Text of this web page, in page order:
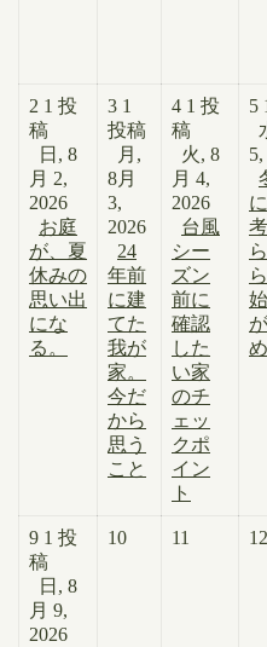
2 1 投
稿
日, 8
月 2,
2026
お庭
が、夏
休みの
思い出
にな
る。
3 1
投稿
月,
8月
3,
2026
24
年前
に建
てた
我が
家。
今だ
から
思う
こと
4 1 投
稿
火, 8
月 4,
2026
台風
シー
ズン
前に
確認
した
い家
のチ
ェッ
クポ
イン
ト
5
9 1 投
稿
日, 8
月 9,
2026
10 11 12